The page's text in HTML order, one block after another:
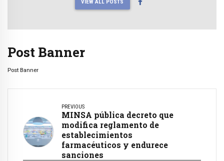
VIEW ALL POSTS
Post Banner
Post Banner
PREVIOUS
MINSA pública decreto que
modifica reglamento de
establecimientos
farmacéuticos y endurece
sanciones